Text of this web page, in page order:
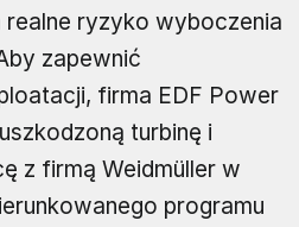
ryzyko wyboczenia
zapewnić
firma EDF Power
turbinę i
z firmą Weidmüller w
programu